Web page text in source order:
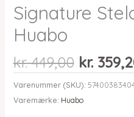
Signature
Huabo
kr.449,00 Den
pris
var:
kr.
Varenummer (SKU):
Varemærke: Huabo